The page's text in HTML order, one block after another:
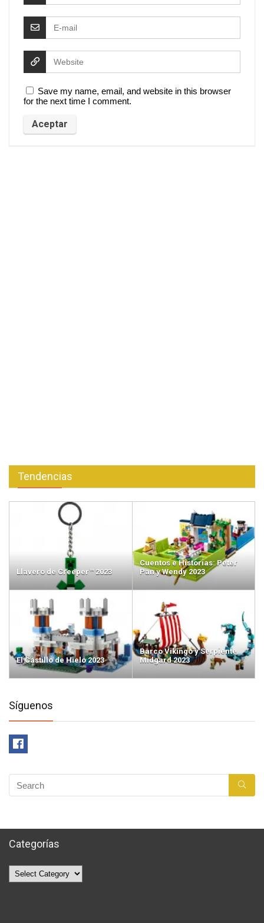
Save my name, email, and website in this browser
for the next time I comment.
Tendencias
Llavero de Creeper™ 2023
Cuentos e Historias: Peter
Pan y Wendy 2023
El Castillo de Hielo 2023
Barco Vikingo y Serpiente
Midgard 2023
Síguenos
Categorías
Categorías